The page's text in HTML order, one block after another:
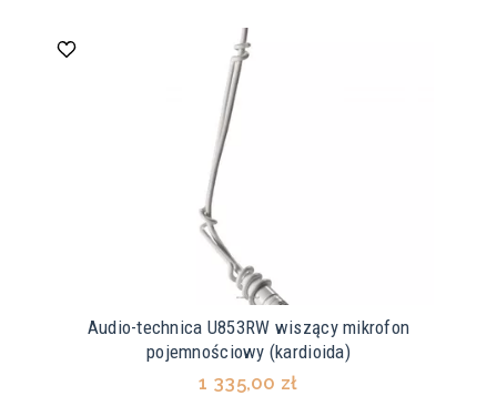
Audio-technica U853RW wiszący mikrofon
pojemnościowy (kardioida)
1 335,00 zł